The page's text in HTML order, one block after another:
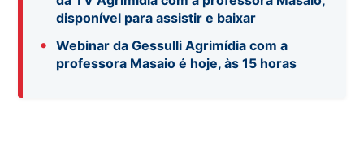
disponível para assistir e baixar
•
Webinar da Gessulli Agrimídia com a
professora Masaio é hoje, às 15 horas